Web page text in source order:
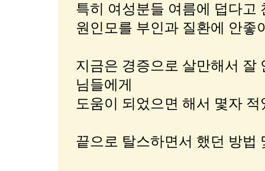
특히 여성분들 여름에 덥다고
원인모를 부인과 질환에 안좋
지금은 경증으로 살만해서 잘
님들에게
도움이 되었으면 해서 몇자 적
끝으로 탈스하면서 했던 방법